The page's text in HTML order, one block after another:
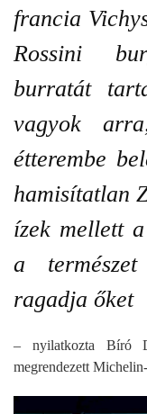
francia
Rossini
burratát
vagyok
étterembe
hamisítatlan
ízek mellett
a
ragadja őket
– nyilatkozta Bíró
megrendezett